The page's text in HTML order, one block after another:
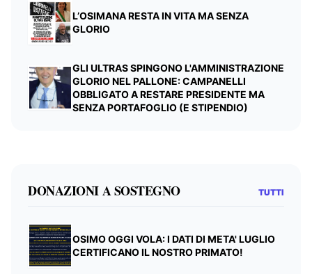
L’OSIMANA RESTA IN VITA MA SENZA
GLORIO
GLI ULTRAS SPINGONO L'AMMINISTRAZIONE
GLORIO NEL PALLONE: CAMPANELLI
OBBLIGATO A RESTARE PRESIDENTE MA
SENZA PORTAFOGLIO (E STIPENDIO)
DONAZIONI A SOSTEGNO TUTTI
OSIMO OGGI VOLA: I DATI DI META' LUGLIO
CERTIFICANO IL NOSTRO PRIMATO!